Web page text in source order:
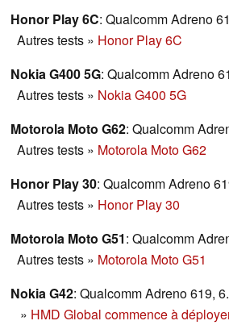
Honor Play 6C: Qualcomm Adreno
Autres tests » Honor Play 6C
Nokia G400 5G: Qualcomm Adreno
Autres tests » Nokia G400 5G
Motorola Moto G62: Qualcomm
Autres tests » Motorola Moto G62
Honor Play 30: Qualcomm Adreno
Autres tests » Honor Play 30
Motorola Moto G51: Qualcomm
Autres tests » Motorola Moto G51
Nokia G42: Qualcomm Adreno 619,
» HMD Global commence à